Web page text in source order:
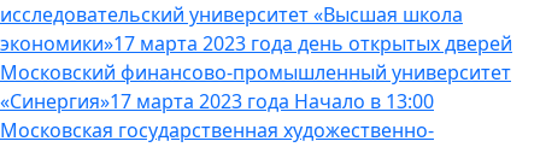
исследовательский университет «Высшая школа
экономики»17 марта 2023 года день открытых дверей
Московский финансово-промышленный университет
«Синергия»17 марта 2023 года Начало в 13:00
Московская государственная художественно-